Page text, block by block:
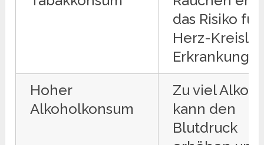
das Risiko für
Herz-
Hoher
Alkoholkonsum
Zu viel
kann den
Blutdruck